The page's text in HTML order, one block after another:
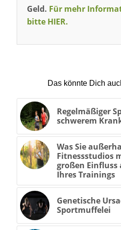
Geld. Für mehr
bitte HIER.
Das könnte Dich
Regelmäßiger
schwerem
Was Sie
Fitnessstudios
großen Einfluss
Ihres Trainings
Genetische
Sportmuffelei